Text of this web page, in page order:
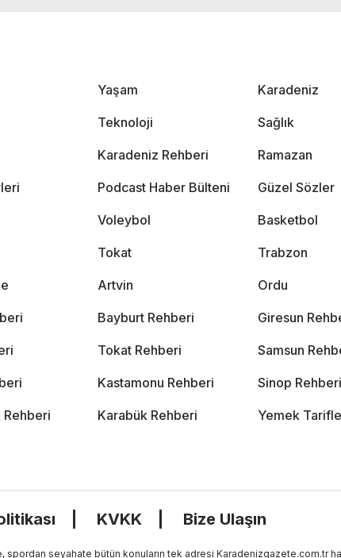
Yaşam Karadeniz
Teknoloji Sağlık
Karadeniz Rehberi Ramazan
Podcast Haber Bülteni Güzel Sözler
Voleybol Basketbol
Tokat Trabzon
Artvin Ordu
Bayburt Rehberi Giresun
Tokat Rehberi Samsun
Kastamonu Rehberi Sinop Rehberi
Rehberi Karabük Rehberi Yemek
KVKK Bize Ulaşın
seyahate bütün konuların tek adresi Karadenizgazete.com.tr